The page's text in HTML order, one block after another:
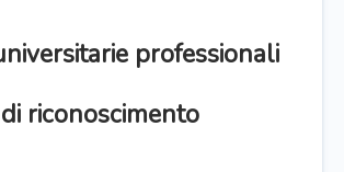
professionali
riconoscimento